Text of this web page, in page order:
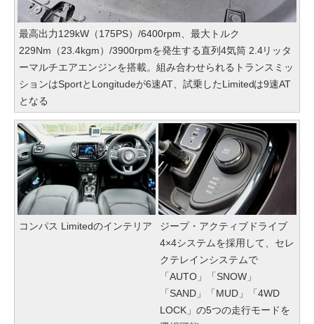
最高出力129kW（175PS）/6400rpm、最大トルク
229Nm（23.4kgm）/3900rpmを発生する直列4気筒 2.4リッタ
ーマルチエアエンジンを搭載。組み合わせられるトランスミッ
ションはSportとLongitudeが6速AT、試乗したLimitedは9速AT
となる
コンパス Limitedのインテリア
ジープ・アクティブドライブ
4×4システムを採用して、セレ
クテレインシステムで
「AUTO」「SNOW」
「SAND」「MUD」「4WD
LOCK」の5つの走行モードを